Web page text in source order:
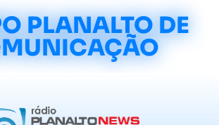
PLANALTO DE